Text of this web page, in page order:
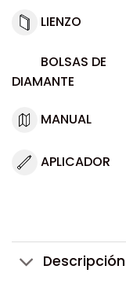
LIENZO
BOLSAS DE
DIAMANTE
MANUAL
APLICADOR
Descripción